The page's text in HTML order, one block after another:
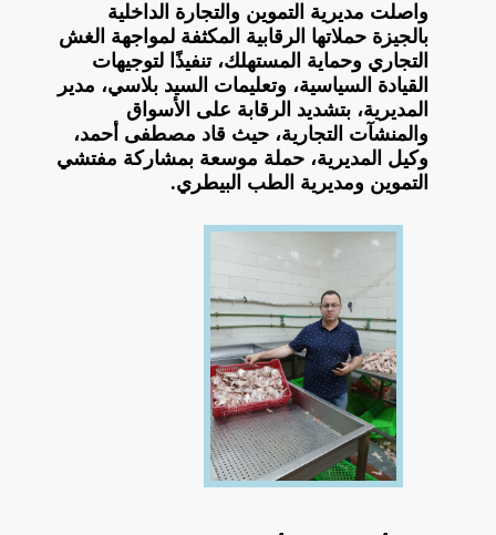
واصلت مديرية التموين والتجارة الداخلية
بالجيزة حملاتها الرقابية المكثفة لمواجهة الغش
التجاري وحماية المستهلك، تنفيذًا لتوجيهات
القيادة السياسية، وتعليمات السيد بلاسي، مدير
المديرية، بتشديد الرقابة على الأسواق
والمنشآت التجارية، حيث قاد مصطفى أحمد،
وكيل المديرية، حملة موسعة بمشاركة مفتشي
التموين ومديرية الطب البيطري.